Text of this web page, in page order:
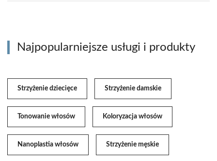
Najpopularniejsze usługi i produkty
Strzyżenie dziecięce Strzyżenie damskie
Tonowanie włosów Koloryzacja włosów
Nanoplastia włosów Strzyżenie męskie